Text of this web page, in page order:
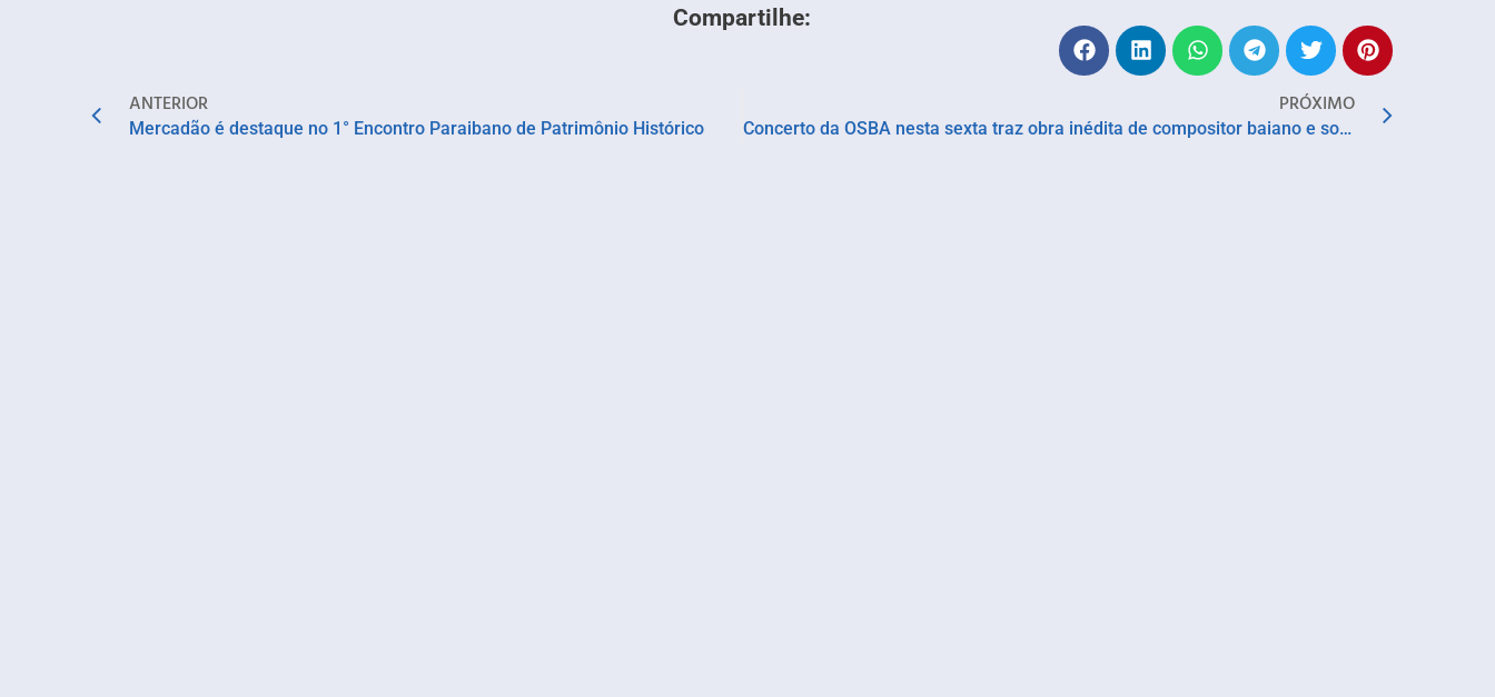
Compartilhe:
ANTERIOR
Mercadão é destaque no 1° Encontro Paraibano de Patrimônio Histórico
PRÓXIMO
Concerto da OSBA nesta sexta traz obra inédita de compositor baiano e solo de violoncelista prodígio